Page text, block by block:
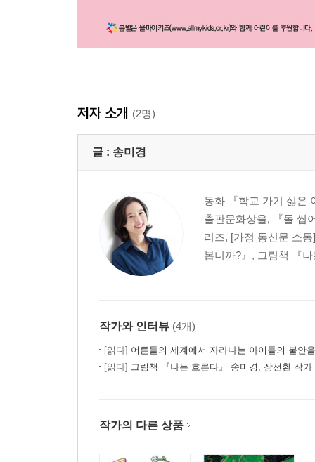
저자 소개 (2명)
글 : 송미경
동화 『학교 가기 싫은
출판문화상을, 『돌 씹
리즈, [가정 통신문 소
봅니까?』, 그림책 『
작가와 인터뷰 (4개)
[읽다] 어른들의 세계에서 자라나는 아이들의 불안
[읽다] 그림책 『나는 흐른다』 송미경, 장선환 작가
작가의 다른 상품